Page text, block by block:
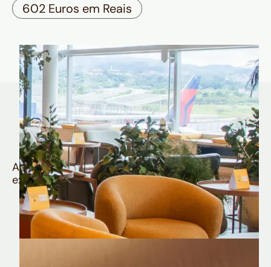
602 Euros em Reais
Quem é Nomad tem
muito mais
Aproveite todos os benefícios e vantagens
exclusivas da sua Conta Internacional